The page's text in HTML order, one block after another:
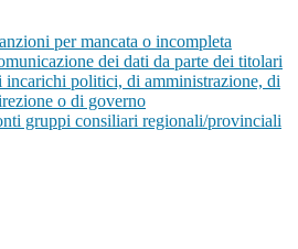
per mancata o incompleta
dei dati da parte dei titolari
incarichi politici, di amministrazione, di
o di governo
gruppi consiliari regionali/provinciali